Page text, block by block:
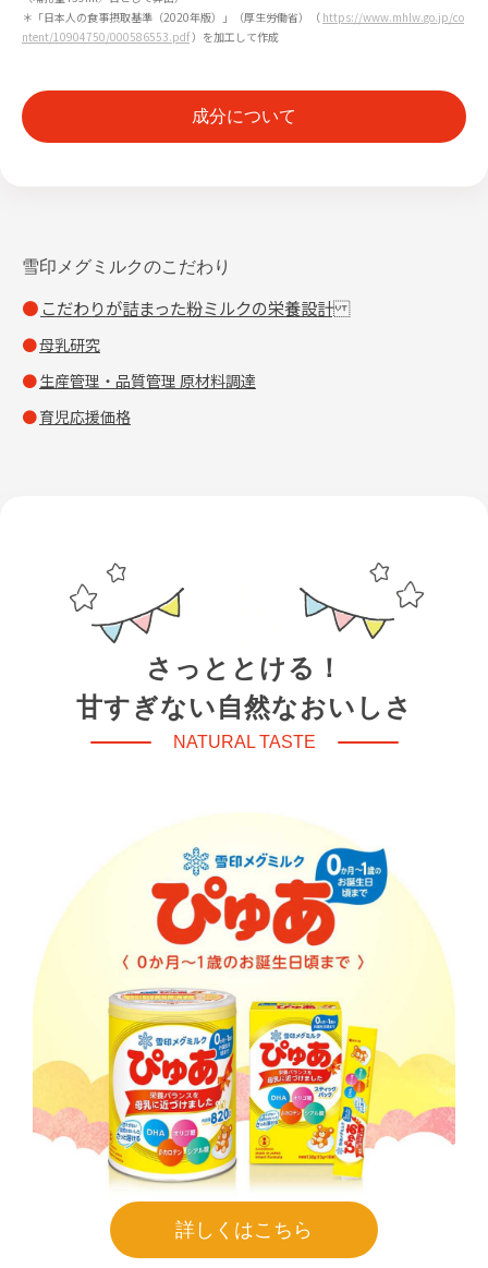
＊「日本人の食事摂取基準（2020年版）」（厚生労働省）（ https://www.mhlw.go.jp/co
ntent/10904750/000586553.pdf）を加工して作成
成分について
雪印メグミルクのこだわり
こだわりが詰まった粉ミルクの栄養設計
母乳研究
生産管理・品質管理 原材料調達
育児応援価格
さっととける！
甘すぎない自然なおいしさ
NATURAL TASTE
詳しくはこちら